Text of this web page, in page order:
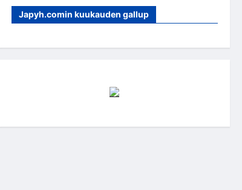
Japyh.comin kuukauden gallup